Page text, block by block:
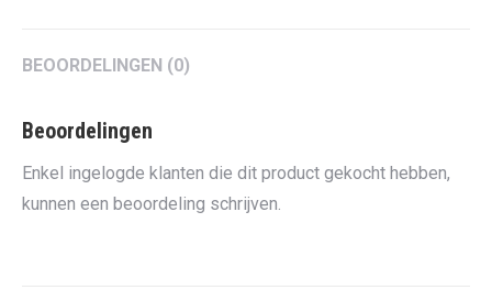
BEOORDELINGEN (0)
Beoordelingen
Enkel ingelogde klanten die dit product gekocht hebben,
kunnen een beoordeling schrijven.